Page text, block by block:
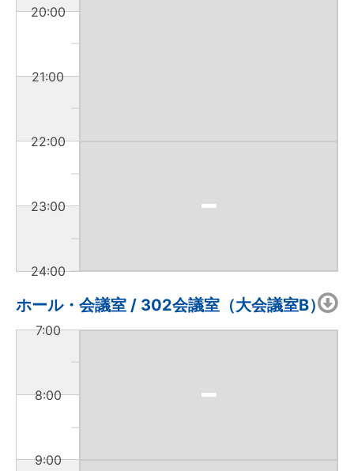
20:00
21:00
22:00
23:00
24:00
ホール・会議室 / 302会議室（大会議室B）
7:00
8:00
9:00